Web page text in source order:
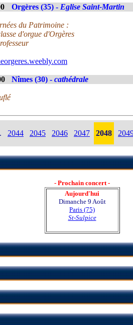
Orgères (35) - Eglise Saint-Martin
du Patrimoine :
d'orgue d'Orgères
Nîmes (30) - cathédrale
2044 2045 2046 2047 2048
- Prochain concert -
Aujourd'hui
Dimanche 9 Août
Paris (75)
St-Sulpice